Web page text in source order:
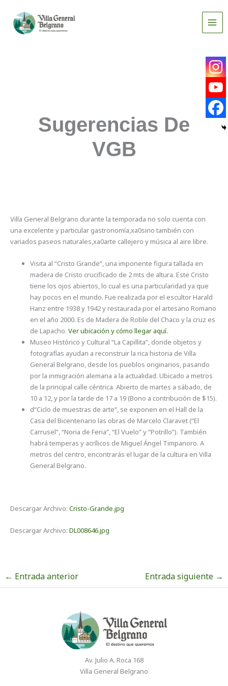
contenido
Sugerencias De
VGB
Villa General Belgrano durante la temporada no solo cuenta con
una excelente y particular gastronomía,xa0sino también con
variados paseos naturales,xa0arte callejero y música al aire libre.
Visita al “Cristo Grande”, una imponente figura tallada en
madera de Cristo crucificado de 2 mts de altura. Este Cristo
tiene los ojos abiertos, lo cual es una particularidad ya que
hay pocos en el mundo. Fue realizada por el escultor Harald
Hanz entre 1938 y 1942 y restaurada por el artesano Romano
en el año 2000. Es de Madera de Roble del Chaco y la cruz es
de Lapacho.Ver ubicación y cómo llegar aquí.
Museo Histórico y Cultural “La Capillita”, donde objetos y
fotografías ayudan a reconstruir la rica historia de Villa
General Belgrano, desde los pueblos originarios, pasando
por la inmigración alemana a la actualidad. Ubicado a metros
de la principal calle céntrica. Abierto de martes a sábado, de
10 a 12, y por la tarde de 17 a 19 (Bono a contribución de $15).
d“Ciclo de muestras de arte”, se exponen en el Hall de la
Casa del Bicentenario las obras de Marcelo Claravet (“El
Carrusel”, “Noria de Feria”, “El Vuelo” y “Potrillo”). También
habrá temperas y acrílicos de Miguel Ángel Timpanoro. A
metros del centro, encontrarás el lugar de la cultura en Villa
General Belgrano.
Descargar Archivo:Cristo-Grande.jpg
Descargar Archivo:DL008646.jpg
← Entrada anterior Entrada siguiente →
Av. Julio A. Roca 168
Villa General Belgrano